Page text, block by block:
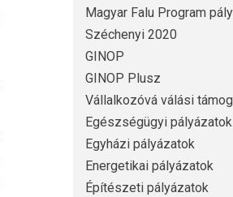
Magyar Falu Program
Széchenyi 2020
GINOP
GINOP Plusz
Vállalkozóvá válási
Egészségügyi pályázatok
Egyházi pályázatok
Energetikai pályázatok
Építészeti pályázatok